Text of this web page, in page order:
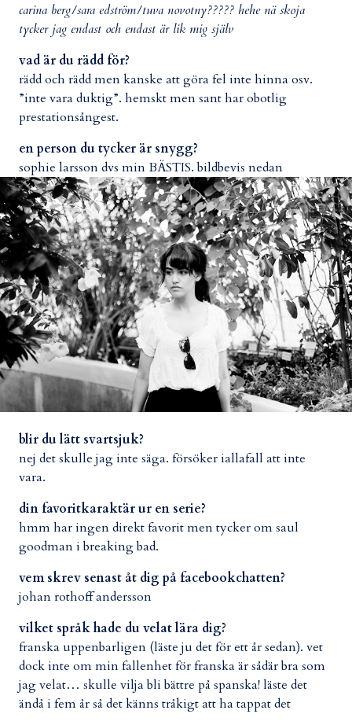
carina berg/sara edström/tuva novotny????? hehe nä skoja
tycker jag endast och endast är lik mig själv
vad är du rädd för?
rädd och rädd men kanske att göra fel inte hinna osv.
”inte vara duktig”. hemskt men sant har obotlig
prestationsångest.
en person du tycker är snygg?
sophie larsson dvs min BÄSTIS. bildbevis nedan
blir du lätt svartsjuk?
nej det skulle jag inte säga. försöker iallafall att inte
vara.
din favoritkaraktär ur en serie?
hmm har ingen direkt favorit men tycker om saul
goodman i breaking bad.
vem skrev senast åt dig på facebookchatten?
johan rothoff andersson
vilket språk hade du velat lära dig?
franska uppenbarligen (läste ju det för ett år sedan). vet
dock inte om min fallenhet för franska är sådär bra som
jag velat… skulle vilja bli bättre på spanska! läste det
ändå i fem år så det känns tråkigt att ha tappat det